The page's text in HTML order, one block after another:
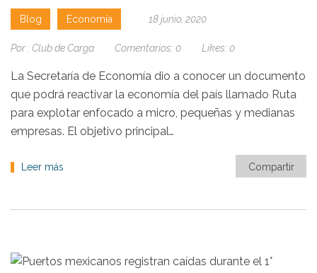
Blog Economía 18 junio, 2020
Por : Club de Carga Comentarios: 0 Likes: 0
La Secretaría de Economía dio a conocer un documento
que podrá reactivar la economía del país llamado Ruta
para explotar enfocado a micro, pequeñas y medianas
empresas. El objetivo principal…
Leer más Compartir